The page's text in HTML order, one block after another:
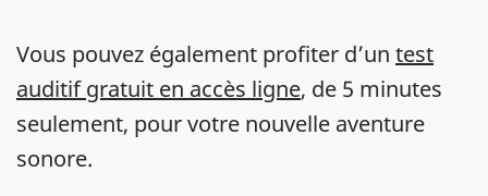
Vous pouvez également profiter d’un test
auditif gratuit en accès ligne, de 5 minutes
seulement, pour votre nouvelle aventure
sonore.